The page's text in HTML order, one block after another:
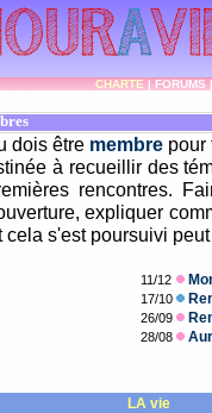
CHARTE|FORUMS
dois être membrepour
à recueillir des
rencontres.
expliquer
s'est poursuivi
11/12
17/10
26/09
28/08
LA vie